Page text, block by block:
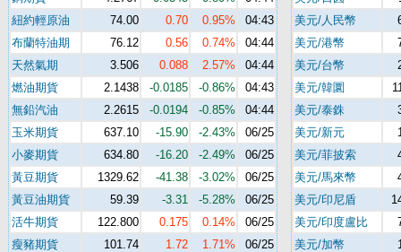
紐約輕原油
74.00 0.70 0.95%
04:43
布蘭特油期
76.12 0.56 0.74%
04:44
天然氣期
3.506 0.088 2.57%
04:44
燃油期貨
2.1438 -0.0185 -0.86%
04:43
無鉛汽油
2.2615 -0.0194 -0.85%
04:44
玉米期貨
637.10 -15.90 -2.43%
06/25
小麥期貨
634.80 -16.20 -2.49%
06/25
黃豆期貨
1329.62 -41.38 -3.02%
06/25
黃豆油期貨
59.39 -3.31 -5.28%
06/25
活牛期貨
122.800 0.175 0.14%
06/25
瘦豬期貨
101.74 1.72 1.71%
06/25
美元/人民幣
美元/港幣
美元/台幣
美元/韓圜
美元/泰銖
美元/新元
美元/菲披索
美元/馬來幣
美元/印尼盾
美元/印度盧比
美元/加幣